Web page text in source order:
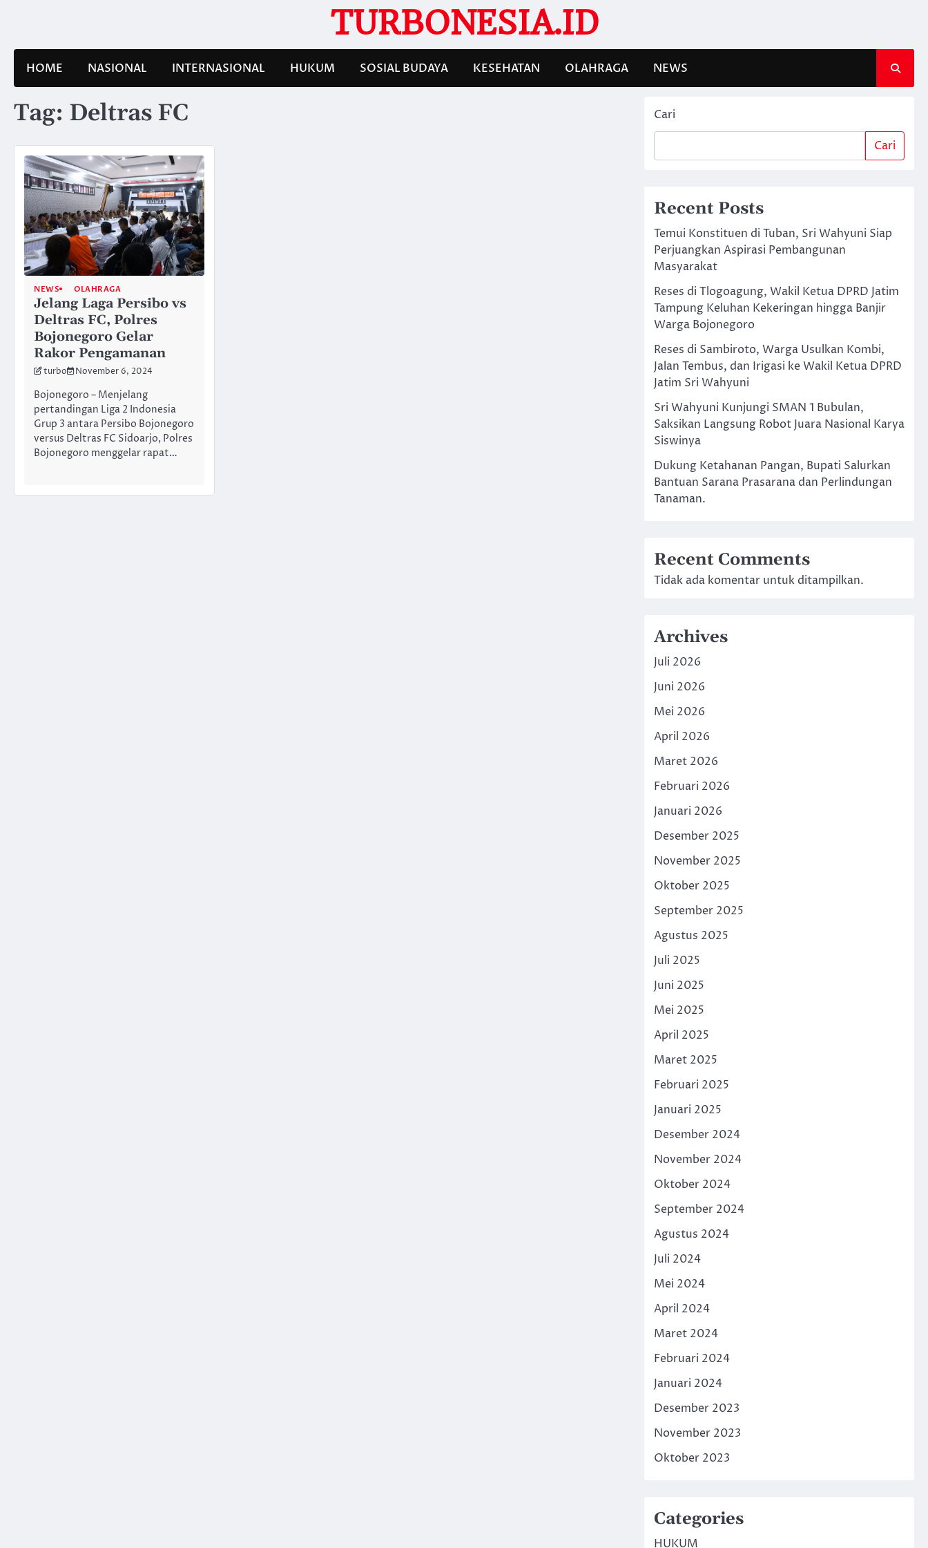
TURBONESIA.ID
HOME NASIONAL INTERNASIONAL HUKUM SOSIAL BUDAYA KESEHATAN OLAHRAGA NEWS
Tag: Deltras FC
NEWS OLAHRAGA
Jelang Laga Persibo vs
Deltras FC, Polres
Bojonegoro Gelar
Rakor Pengamanan
turbo November 6, 2024
Bojonegoro – Menjelang
pertandingan Liga 2 Indonesia
Grup 3 antara Persibo Bojonegoro
versus Deltras FC Sidoarjo, Polres
Bojonegoro menggelar rapat…
Cari
Cari
Recent Posts
Temui Konstituen di Tuban, Sri Wahyuni Siap
Perjuangkan Aspirasi Pembangunan
Masyarakat
Reses di Tlogoagung, Wakil Ketua DPRD Jatim
Tampung Keluhan Kekeringan hingga Banjir
Warga Bojonegoro
Reses di Sambiroto, Warga Usulkan Kombi,
Jalan Tembus, dan Irigasi ke Wakil Ketua DPRD
Jatim Sri Wahyuni
Sri Wahyuni Kunjungi SMAN 1 Bubulan,
Saksikan Langsung Robot Juara Nasional Karya
Siswinya
Dukung Ketahanan Pangan, Bupati Salurkan
Bantuan Sarana Prasarana dan Perlindungan
Tanaman.
Recent Comments
Tidak ada komentar untuk ditampilkan.
Archives
Juli 2026
Juni 2026
Mei 2026
April 2026
Maret 2026
Februari 2026
Januari 2026
Desember 2025
November 2025
Oktober 2025
September 2025
Agustus 2025
Juli 2025
Juni 2025
Mei 2025
April 2025
Maret 2025
Februari 2025
Januari 2025
Desember 2024
November 2024
Oktober 2024
September 2024
Agustus 2024
Juli 2024
Mei 2024
April 2024
Maret 2024
Februari 2024
Januari 2024
Desember 2023
November 2023
Oktober 2023
Categories
HUKUM